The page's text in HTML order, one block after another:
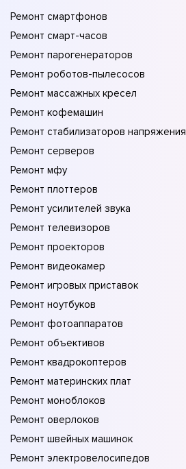
Ремонт смартфонов
Ремонт смарт-часов
Ремонт парогенераторов
Ремонт роботов-пылесосов
Ремонт массажных кресел
Ремонт кофемашин
Ремонт стабилизаторов напряжения
Ремонт серверов
Ремонт мфу
Ремонт плоттеров
Ремонт усилителей звука
Ремонт телевизоров
Ремонт проекторов
Ремонт видеокамер
Ремонт игровых приставок
Ремонт ноутбуков
Ремонт фотоаппаратов
Ремонт объективов
Ремонт квадрокоптеров
Ремонт материнских плат
Ремонт моноблоков
Ремонт оверлоков
Ремонт швейных машинок
Ремонт электровелосипедов